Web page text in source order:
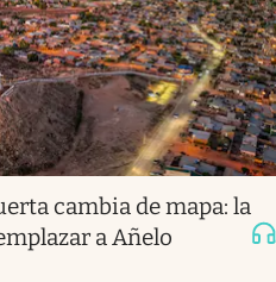
cambia de mapa: la
a Añelo